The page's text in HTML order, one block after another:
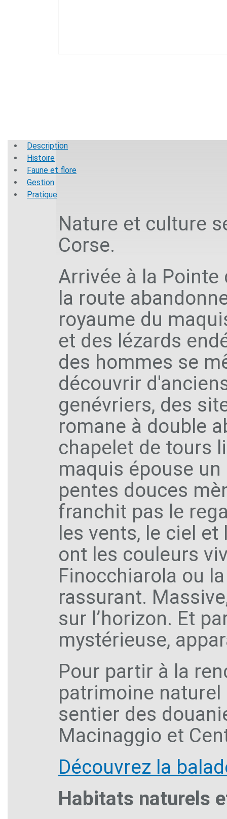
Description
Histoire
Faune et flore
Gestion
Pratique
Nature et culture
Corse.
Arrivée à la Pointe
la route
royaume du
et des lézards
des hommes se
découvrir
genévriers, des
romane à double
chapelet de tours
maquis épouse
pentes douces
franchit pas le
les vents, le ciel
ont les couleurs
Finocchiarola ou
rassurant.
sur l’horizon. Et
mystérieuse,
Pour partir à la
patrimoine
sentier des
Macinaggio et
Découvrez la
Habitats naturels